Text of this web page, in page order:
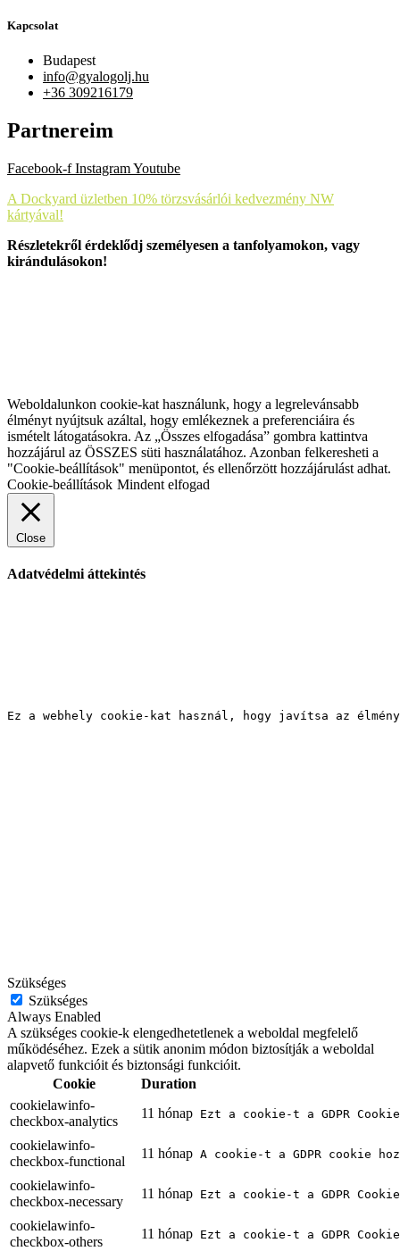
Kapcsolat
Budapest
info@gyalogolj.hu
+36 309216179
Partnereim
Facebook-f InstagramYoutube
A Dockyard üzletben 10% törzsvásárlói kedvezmény NW
kártyával!
Részletekről érdeklődj személyesen a tanfolyamokon, vagy
kirándulásokon!
Weboldalunkon cookie-kat használunk, hogy a legrelevánsabb
élményt nyújtsuk azáltal, hogy emlékeznek a preferenciáira és
ismételt látogatásokra. Az „Összes elfogadása” gombra kattintva
hozzájárul az ÖSSZES süti használatához. Azonban felkeresheti a
"Cookie-beállítások" menüpontot, és ellenőrzött hozzájárulást adhat.
Cookie-beállítások Mindent elfogad
Close
Adatvédelmi áttekintés
Ez a webhely cookie-kat használ, hogy javítsa az
Szükséges
Szükséges
Always Enabled
A szükséges cookie-k elengedhetetlenek a weboldal megfelelő
működéséhez. Ezek a sütik anonim módon biztosítják a weboldal
alapvető funkcióit és biztonsági funkcióit.
Cookie
Duration
cookielawinfo-
checkbox-analytics
11 hónap Ezt a cookie-t a GDPR
cookielawinfo-
checkbox-functional
11 hónap A cookie-t a GDPR cookie
cookielawinfo-
checkbox-necessary
11 hónap Ezt a cookie-t a GDPR
cookielawinfo-
checkbox-others
11 hónap Ezt a cookie-t a GDPR